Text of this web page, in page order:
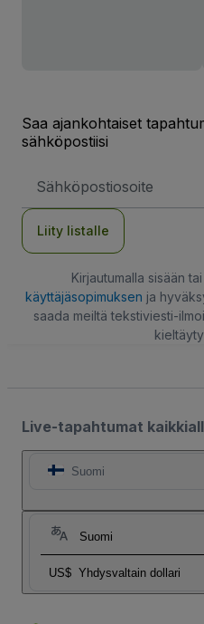
Saa ajankohtaiset
sähköpostiisi
Liity listalle
Kirjautumalla sisään
käyttäjäsopimuksen ja
saada meiltä tekstiviesti-
Live-tapahtumat
Suomi
Suomi
US$ Yhdysvaltain dollari